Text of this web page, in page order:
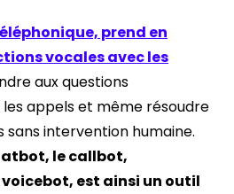
prend en
vocales avec les
aux questions
appels et même résoudre
intervention humaine.
le callbot,
est ainsi un outil